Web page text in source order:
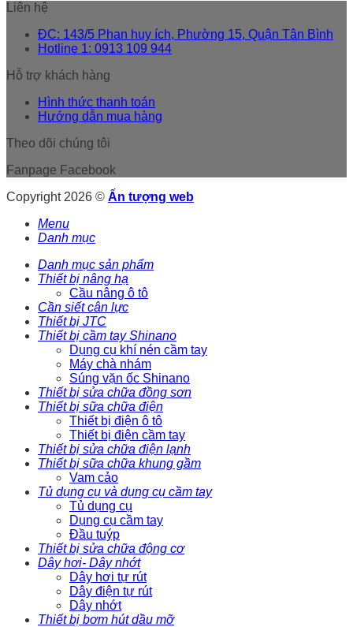
Liên hệ
ĐC: 143/5 Phan huy ích, Phường 15, Quận Tân Bình
Hotline 1: 0913 109 944
Hỗ trợ khách hàng
Hình thức thanh toán
Hướng dẫn mua hàng
Theo dõi chúng tôi
Fanpage Facebook
Copyright 2026 © Ấn tượng web
Menu
Danh mục
Danh mục sản phẩm
Thiết bị nâng hạ
Cầu nâng ô tô
Cần siết cân lực
Thiết bị JTC
Thiết bị cầm tay Shinano
Dụng cụ khí nén cầm tay
Máy chà nhám
Súng vặn ốc Shinano
Thiết bị sửa chữa đồng sơn
Thiết bị sữa chữa điện
Thiết bị điện ô tô
Thiết bị điện cầm tay
Thiết bị sửa chữa điện lạnh
Thiết bị sữa chữa khung gầm
Vam cảo
Tủ dụng cụ và dụng cụ cầm tay
Tủ dụng cụ
Dụng cụ cầm tay
Đầu tuýp
Thiết bị sửa chữa động cơ
Dây hơi- Dây nhớt
Dây hơi tự rút
Dây điện tự rút
Dây nhớt
Thiết bị bơm hút dầu mỡ